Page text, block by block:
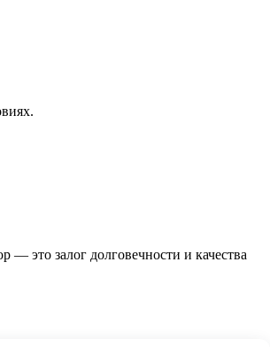
это залог долговечности и качества